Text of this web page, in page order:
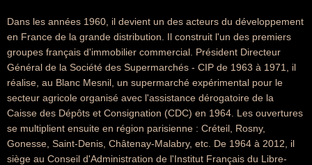
Dans les années 1960, il devient un des acteurs du développement
en France de la grande distribution. Il construit l'un des premiers
groupes français d'immobilier commercial. Président Directeur
Général de la Société des Supermarchés - CIP de 1963 à 1971, il
réalise, au Blanc Mesnil, un supermarché expérimental pour le
secteur agricole organisé avec l'assistance dérogatoire de la
Caisse des Dépôts et Consignation (CDC) en 1964. Les ouvertures
se multiplient ensuite en région parisienne : Créteil, Rosny,
Gonesse, Saint-Denis, Châtenay-Malabry, etc. De 1964 à 2012, il
siège au Conseil d'Administration de l'Institut Français du Libre-